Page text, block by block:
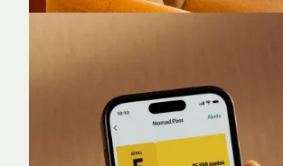
Nomad Lounge